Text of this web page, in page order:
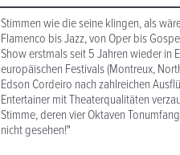
Stimmen wie die seine klingen, als
Flamenco bis Jazz, von Oper bis
Show erstmals seit 5 Jahren wieder in
europäischen Festivals (Montreux,
Edson Cordeiro nach zahlreichen
Entertainer mit Theaterqualitäten
Stimme, deren vier Oktaven
nicht gesehen!"